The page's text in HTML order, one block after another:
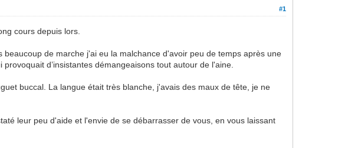
#1
cours depuis lors.
de marche j'ai eu la malchance d'avoir peu de temps après une
d’insistantes démangeaisons tout autour de l'aine.
buccal. La langue était très blanche, j'avais des maux de tête, je ne
leur peu d'aide et l'envie de se débarrasser de vous, en vous laissant